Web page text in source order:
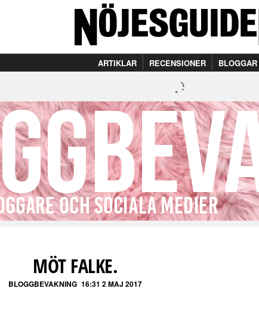
ARTIKLAR RECENSIONER BLOGGAR
MÖT FALKE.
BLOGGBEVAKNING 16:31 2 MAJ 2017